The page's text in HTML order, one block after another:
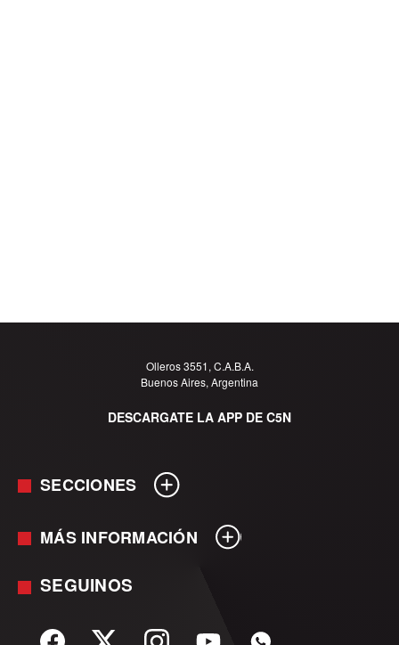
Olleros 3551, C.A.B.A.
Buenos Aires, Argentina
DESCARGATE LA APP DE C5N
SECCIONES
En Vivo
Sociedad
MÁS INFORMACIÓN
Mediakit
Términos y condiciones
SEGUINOS